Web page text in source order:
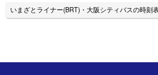
いまざとライナー(BRT)・大阪シティバスの時刻